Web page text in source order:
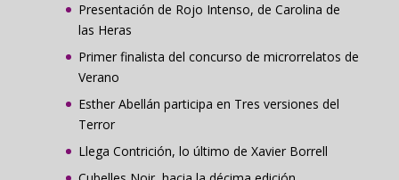
Presentación de Rojo Intenso, de Carolina de
las Heras
Primer finalista del concurso de microrrelatos de
Verano
Esther Abellán participa en Tres versiones del
Terror
Llega Contrición, lo último de Xavier Borrell